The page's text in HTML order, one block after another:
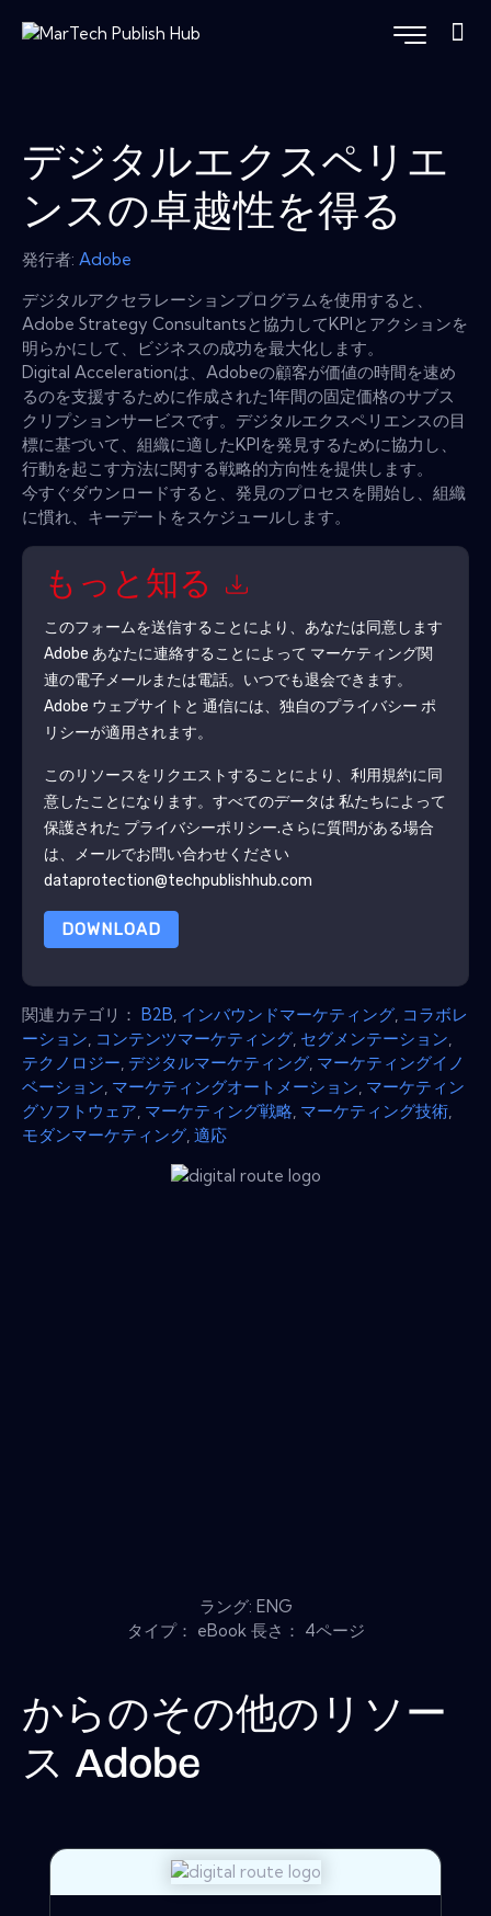
デジタルエクスペリエ
ンスの卓越性を得る
発行者: Adobe
デジタルアクセラレーションプログラムを使用すると、
Adobe Strategy Consultantsと協力してKPIとアクションを
明らかにして、ビジネスの成功を最大化します。
Digital Accelerationは、Adobeの顧客が価値の時間を速め
るのを支援するために作成された1年間の固定価格のサブス
クリプションサービスです。デジタルエクスペリエンスの目
標に基づいて、組織に適したKPIを発見するために協力し、
行動を起こす方法に関する戦略的方向性を提供します。
今すぐダウンロードすると、発見のプロセスを開始し、組織
に慣れ、キーデートをスケジュールします。
もっと知る
このフォームを送信することにより、あなたは同意します
Adobe あなたに連絡することによって マーケティング関
連の電子メールまたは電話。いつでも退会できます。
Adobe ウェブサイトと 通信には、独自のプライバシー ポ
リシーが適用されます。
このリソースをリクエストすることにより、利用規約に同
意したことになります。すべてのデータは 私たちによって
保護された プライバシーポリシー.さらに質問がある場合
は、メールでお問い合わせください
dataprotection@techpublishhub.com
DOWNLOAD
関連カテゴリ： B2B インバウンドマーケティング コラボレ
ーション コンテンツマーケティング セグメンテーション
テクノロジー デジタルマーケティング マーケティングイノ
ベーション マーケティングオートメーション マーケティン
グソフトウェア マーケティング戦略 マーケティング技術
モダンマーケティング 適応
ラング: ENG
タイプ： eBook 長さ： 4ページ
からのその他のリソー
ス Adobe